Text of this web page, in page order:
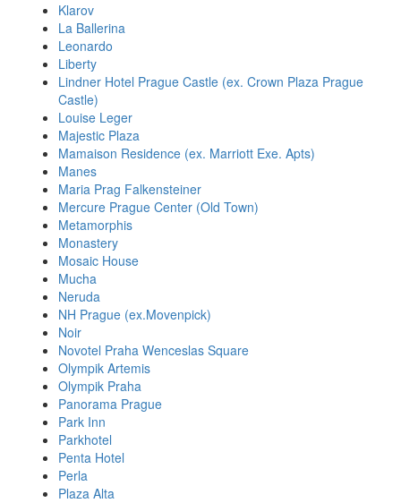
Klarov
La Ballerina
Leonardo
Liberty
Lindner Hotel Prague Castle (ex. Crown Plaza Prague
Castle)
Louise Leger
Majestic Plaza
Mamaison Residence (ex. Marriott Exe. Apts)
Manes
Maria Prag Falkensteiner
Mercure Prague Center (Old Town)
Metamorphis
Monastery
Mosaic House
Mucha
Neruda
NH Prague (ex.Movenpick)
Noir
Novotel Praha Wenceslas Square
Olympik Artemis
Olympik Praha
Panorama Prague
Park Inn
Parkhotel
Penta Hotel
Perla
Plaza Alta